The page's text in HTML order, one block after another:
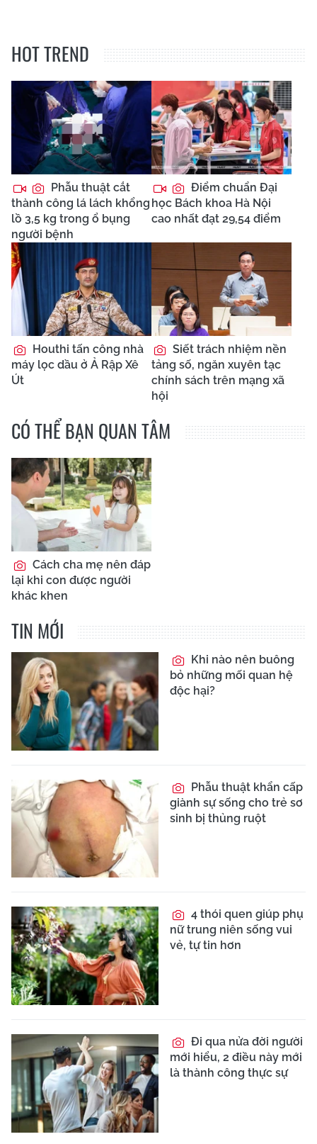
HOT TREND
Phẫu thuật cắt
thành công lá lách khổng
lồ 3,5 kg trong ổ bụng
người bệnh
Điểm chuẩn Đại
học Bách khoa Hà Nội
cao nhất đạt 29,54 điểm
Houthi tấn công nhà
máy lọc dầu ở Ả Rập Xê
Út
Siết trách nhiệm nền
tảng số, ngăn xuyên tạc
chính sách trên mạng xã
hội
CÓ THỂ BẠN QUAN TÂM
Cách cha mẹ nên đáp
lại khi con được người
khác khen
TIN MỚI
Khi nào nên buông
bỏ những mối quan hệ
độc hại?
Phẫu thuật khẩn cấp
giành sự sống cho trẻ sơ
sinh bị thủng ruột
4 thói quen giúp phụ
nữ trung niên sống vui
vẻ, tự tin hơn
Đi qua nửa đời người
mới hiểu, 2 điều này mới
là thành công thực sự